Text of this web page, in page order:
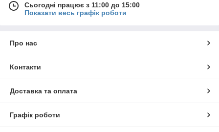
Сьогодні працює з 11:00 до 15:00
Показати весь графік роботи
Про нас
Контакти
Доставка та оплата
Графік роботи